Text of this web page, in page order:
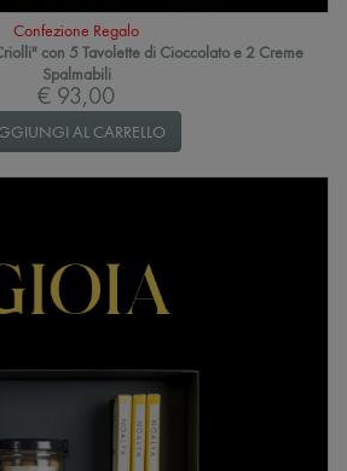
Confezione Regalo
con 5 Tavolette di Cioccolato e 2 Creme
Spalmabili
€ 93,00
AL CARRELLO